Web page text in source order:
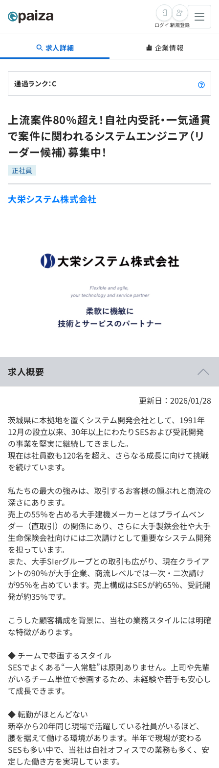
転職・キャリア
転職成功ガイド
転職エージェント
インタビュー
転職成功ガイド
新卒就活
求人検索
本選考
インターン
新卒エージェント
学習
問題集
4択課題
契約内容・クーポン
プログラミング言語
ゲーム・マンガ
ログイン新規登録
求人詳細 企業情報
通過ランク：C
上流案件80％超え！自社内受託・一気通貫
で案件に関われるシステムエンジニア（リ
ーダー候補）募集中！
正社員
大栄システム株式会社
求人概要
更新日：2026/01/28
茨城県に本拠地を置くシステム開発会社として、1991年
12月の設立以来、30年以上にわたりSESおよび受託開発
の事業を堅実に継続してきました。
現在は社員数も120名を超え、さらなる成長に向けて挑戦
を続けています。
私たちの最大の強みは、取引するお客様の顔ぶれと商流の
深さにあります。
売上の55％を占める大手建機メーカーとはプライムベン
ダー（直取引）の関係にあり、さらに大手製鉄会社や大手
生命保険会社向けには二次請けとして重要なシステム開発
を担っています。
また、大手SIerグループとの取引も広がり、現在クライア
ントの90％が大手企業、商流レベルでは一次・二次請け
が95％を占めています。売上構成はSESが約65％、受託開
発が約35％です。
こうした顧客構成を背景に、当社の業務スタイルには明確
な特徴があります。
◆ チームで参画するスタイル
SESでよくある“一人常駐”は原則ありません。上司や先輩
がいるチーム単位で参画するため、未経験や若手も安心し
て成長できます。
◆ 転勤がほとんどない
新卒から20年同じ現場で活躍している社員がいるほど、
腰を据えて働ける環境があります。半年で現場が変わる
SESも多い中で、当社は自社オフィスでの業務も多く、安
定した働き方を実現しています。